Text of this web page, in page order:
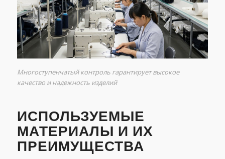
Многоступенчатый контроль гарантирует высокое
качество и надежность изделий
ИСПОЛЬЗУЕМЫЕ
МАТЕРИАЛЫ И ИХ
ПРЕИМУЩЕСТВА